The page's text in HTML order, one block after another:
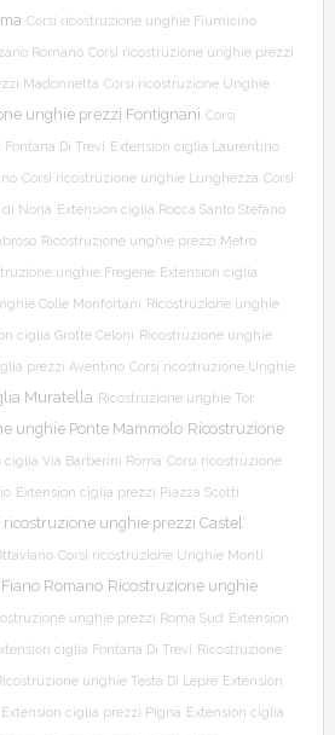
Corsi ricostruzione unghie Fiumicino
Romano Corsi ricostruzione unghie prezzi
Madonnetta Corsi ricostruzione Unghie
unghie prezzi Fontignani Corsi
Di Trevi Extension ciglia Laurentino
Corsi ricostruzione unghie Lunghezza Corsi
Nona Extension ciglia Rocca Santo Stefano
Ricostruzione unghie prezzi Metro
unghie Fregene Extension ciglia
Colle Monfortani Ricostruzione unghie
ciglia Grotte Celoni Ricostruzione unghie
prezzi Aventino Corsi ricostruzione Unghie
Muratella Ricostruzione unghie Tor
unghie Ponte Mammolo Ricostruzione
ciglia Via Barberini Roma Corsi ricostruzione
Extension ciglia prezzi Piazza Scotti
ricostruzione unghie prezzi Castel
Corsi ricostruzione Unghie Monti
Romano Ricostruzione unghie
unghie prezzi Roma Sud Extension
ciglia Fontana Di Trevi Ricostruzione
unghie Testa Di Lepre Extension
Extension ciglia prezzi Pigna Extension ciglia